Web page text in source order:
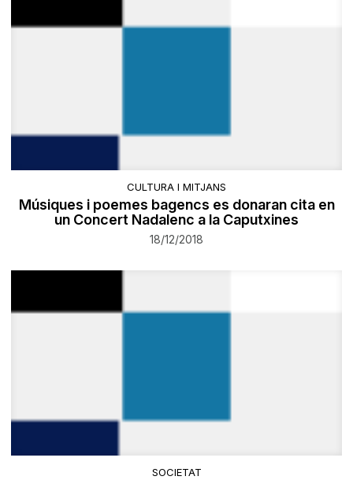
CULTURA I MITJANS
Músiques i poemes bagencs es donaran cita en
un Concert Nadalenc a la Caputxines
18/12/2018
SOCIETAT